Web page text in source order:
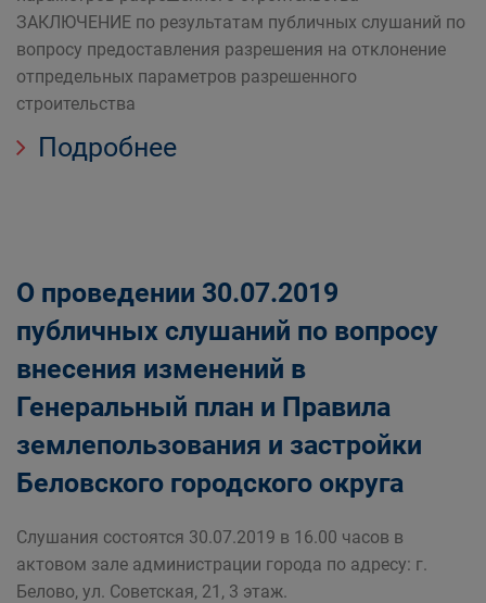
ЗАКЛЮЧЕНИЕ по результатам публичных слушаний по
вопросу предоставления разрешения на отклонение
отпредельных параметров разрешенного
строительства
Подробнее
О проведении 30.07.2019
публичных слушаний по вопросу
внесения изменений в
Генеральный план и Правила
землепользования и застройки
Беловского городского округа
Слушания состоятся 30.07.2019 в 16.00 часов в
актовом зале администрации города по адресу: г.
Белово, ул. Советская, 21, 3 этаж.